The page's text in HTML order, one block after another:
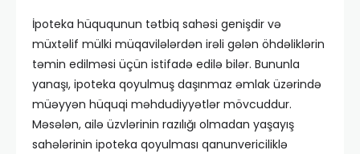
İpoteka hüququnun tətbiq sahəsi genişdir və
müxtəlif mülki müqavilələrdən irəli gələn öhdəliklərin
təmin edilməsi üçün istifadə edilə bilər. Bununla
yanaşı, ipoteka qoyulmuş daşınmaz əmlak üzərində
müəyyən hüquqi məhdudiyyətlər mövcuddur.
Məsələn, ailə üzvlərinin razılığı olmadan yaşayış
sahələrinin ipoteka qoyulması qanunvericiliklə